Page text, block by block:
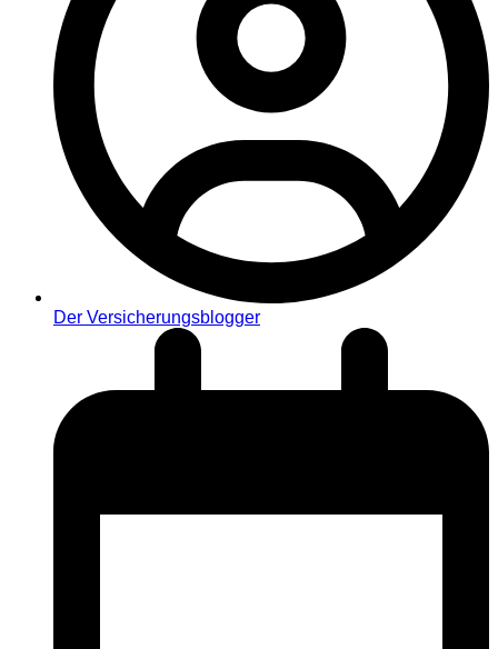
Der Versicherungsblogger